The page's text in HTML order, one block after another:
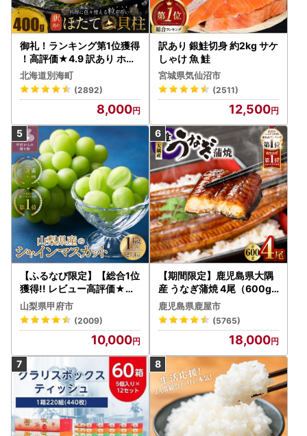
御礼！ランキング第1位獲得
！高評価★4.9 訳あり ホタ
テ 400g（ほたて 帆立 貝柱
冷凍 ）
北海道別海町
(2892)
8,000
訳あり 銀鮭切身 約2kg サケ
しゃけ 魚 鮭
宮城県気仙沼市
(2511)
12,500
【ふるなび限定】【総合1位
獲得!! レビュー高評価★】
〈2026年度配送分〉山梨
県産 シャインマスカット 2
～3房（1.0kg以上）シャイ
ン フルーツ FN-Limited-S
P
山梨県甲府市
(2009)
10,000
【期間限定】鹿児島県大隅
産 うなぎ蒲焼 4尾（600g
） KN007-004-04-cp18
うなぎ 鰻 魚 惣菜 総菜
鹿児島県鹿屋市
(5765)
18,000